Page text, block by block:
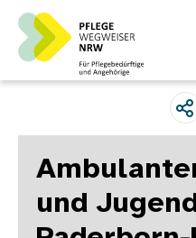
Direkt zum Inhalt
und